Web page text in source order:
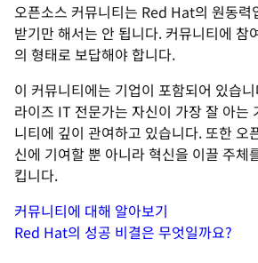
오픈소스 커뮤니티는 Red Hat의 원동력
받기만 해서는 안 됩니다. 커뮤니티에 참
의 형태로 보답해야 합니다.
이 커뮤니티에는 기업이 포함되어 있습
라이즈 IT 전문가는 자신이 가장 잘 아는
니티에 깊이 관여하고 있습니다. 또한 오
신에 기여할 뿐 아니라 혁신을 이끌 주체
킵니다.
커뮤니티에 대해 알아보기
Red Hat의 성공 비결은 무엇일까요?